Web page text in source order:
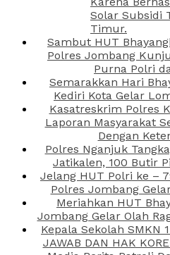
Solar Subsidi
Timur.
Sambut HUT
Polres Jombang
Purna Polri
Semarakkan Hari
Kediri Kota Gelar
Kasatreskrim Polres
Laporan Masyarakat
Dengan
Polres Nganjuk
Jatikalen, 100 Butir
Jelang HUT Polri ke –
Polres Jombang
Meriahkan HUT
Jombang Gelar Olah
Kepala Sekolah SMKN
JAWAB DAN HAK